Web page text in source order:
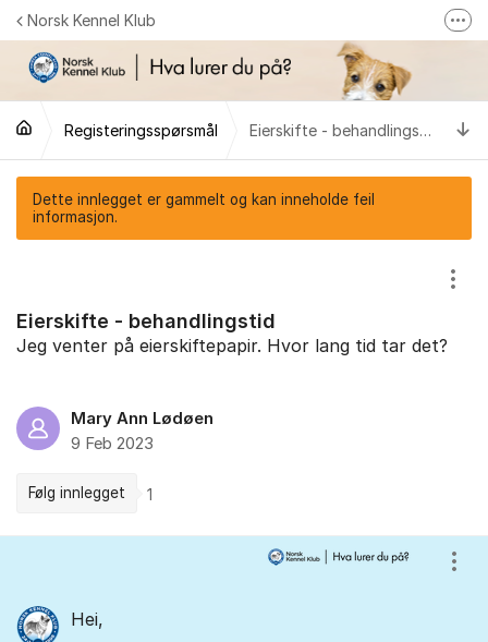
Gå til innhold
Norsk Kennel Klub
Følg oss på Facebook
Følg oss på Instagram
NKK-butikken
Tilbake til NKKs nettsider
Registeringsspørsmål Eierskifte - behandlingstid
Dette innlegget er gammelt og kan inneholde feil
informasjon.
Eierskifte - behandlingstid
Vis/
Jeg venter på eierskiftepapir. Hvor lang tid tar det?
Mary Ann Lødøen
9 Feb 2023
Følg innlegget 1
Hei,
Vis/